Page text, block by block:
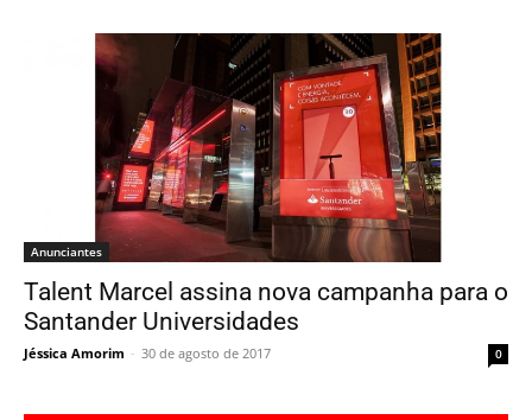
Anunciantes
Talent Marcel assina nova campanha para o
Santander Universidades
Jéssica Amorim - 30 de agosto de 2017 0